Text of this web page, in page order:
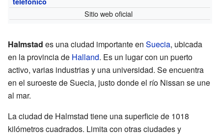
Sitio web oficial
Halmstad es una ciudad importante en Suecia, ubicada
en la provincia de Halland. Es un lugar con un puerto
activo, varias industrias y una universidad. Se encuentra
en el suroeste de Suecia, justo donde el río Nissan se une
al mar.
La ciudad de Halmstad tiene una superficie de 1018
kilómetros cuadrados. Limita con otras ciudades y